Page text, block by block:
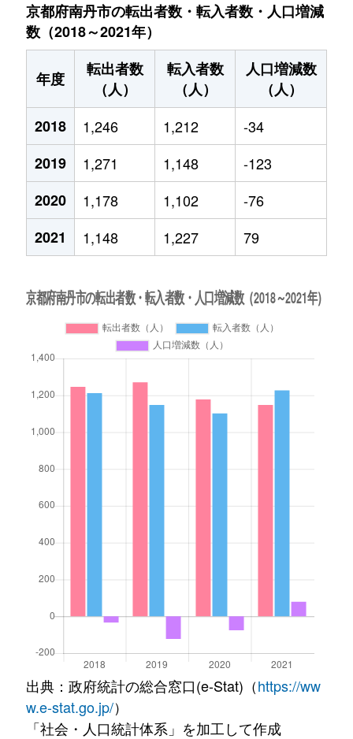
京都府南丹市の転出者数・転入者数・人口増減
数（2018～2021年）
年度
転出者数
（人）
転入者数
（人）
人口増減数
（人）
2018
1,246 1,212
-34
2019
1,271 1,148
-123
2020
1,178 1,102
-76
2021
1,148 1,227 79
出典：政府統計の総合窓口(e-Stat)（https://ww
w.e-stat.go.jp/）
「社会・人口統計体系」を加工して作成